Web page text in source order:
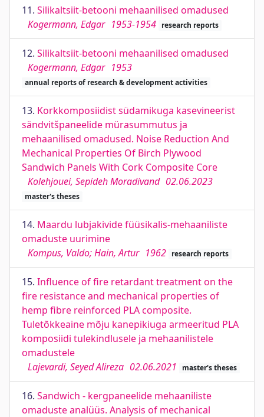
11. Silikaltsiit-betooni mehaanilised omadused
Kogermann, Edgar 1953-1954 research reports
12. Silikaltsiit-betooni mehaanilised omadused
Kogermann, Edgar 1953
annual reports of research & development activities
13. Korkkomposiidist südamikuga kasevineerist
sändvitšpaneelide mürasummutus ja
mehaanilised omadused. Noise Reduction And
Mechanical Properties Of Birch Plywood
Sandwich Panels With Cork Composite Core
Kolehjouei, Sepideh Moradivand 02.06.2023
master's theses
14. Maardu lubjakivide füüsikalis-mehaaniliste
omaduste uurimine
Kompus, Valdo; Hain, Artur 1962 research reports
15. Influence of fire retardant treatment on the
fire resistance and mechanical properties of
hemp fibre reinforced PLA composite.
Tuletõkkeaine mõju kanepikiuga armeeritud PLA
komposiidi tulekindlusele ja mehaanilistele
omadustele
Lajevardi, Seyed Alireza 02.06.2021 master's theses
16. Sandwich - kergpaneelide mehaaniliste
omaduste analüüs. Analysis of mechanical